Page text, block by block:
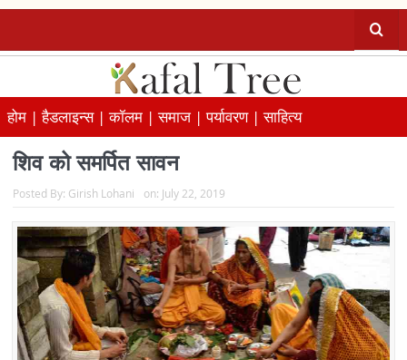
होम |हैडलाइन्स |कॉलम |समाज |पर्यावरण |साहित्य
शिव को समर्पित सावन
Posted By: Girish Lohani on: July 22, 2019